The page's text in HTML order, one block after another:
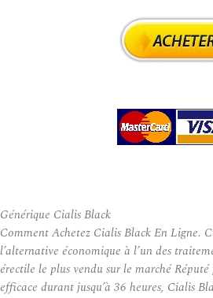
Générique Cialis Black
Comment Achetez Cialis Black En Ligne.
l’alternative économique à l’un des
érectile le plus vendu sur le marché
efficace durant jusqu’à 36 heures, Cialis